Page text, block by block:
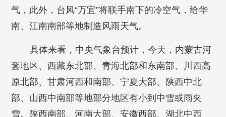
气，此外，台风“万宜”将联手南下的冷空气，给华
南、江南南部等地制造风雨天气。
具体来看，中央气象台预计，今天，内蒙古河
套地区、西藏东北部、青海北部和东南部、川西高
原北部、甘肃河西和南部、宁夏大部、陕西中北
部、山西中南部等地部分地区有小到中雪或雨夹
雪。陕西南部、河南大部、安徽西部、湖北中西